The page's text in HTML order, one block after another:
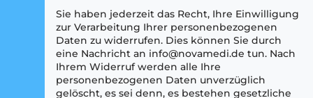
Sie haben jederzeit das Recht, Ihre Einwilligung
zur Verarbeitung Ihrer personenbezogenen
Daten zu widerrufen. Dies können Sie durch
eine Nachricht an info@novamedi.de tun. Nach
Ihrem Widerruf werden alle Ihre
personenbezogenen Daten unverzüglich
gelöscht, es sei denn, es bestehen gesetzliche